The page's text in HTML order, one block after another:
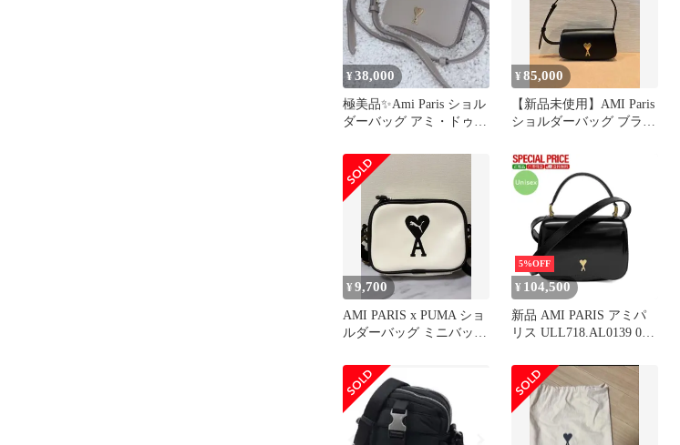
¥38,000
極美品✨Ami Paris ショル
ダーバッグ アミ・ドゥ・
¥85,000
【新品未使用】AMI Paris
ショルダーバッグ ブラッ
¥9,700
AMI PARIS x PUMA ショ
ルダーバッグ ミニバッグ
5%OFF
¥ 104,500
新品 AMI PARIS アミパ
リス ULL718.AL0139 001
ー Paris Paris トップハン
ドルバッグ/ショルダーバ
ッグ